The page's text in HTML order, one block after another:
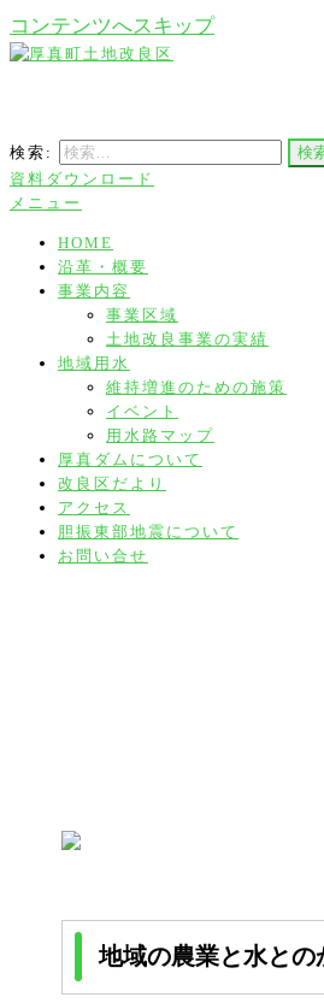
コンテンツへスキップ
検索:
資料ダウンロード
メニュー
HOME
沿革・概要
事業内容
事業区域
土地改良事業の実績
地域用水
維持増進のための施策
イベント
用水路マップ
厚真ダムについて
改良区だより
アクセス
胆振東部地震について
お問い合せ
地域の農業と水との